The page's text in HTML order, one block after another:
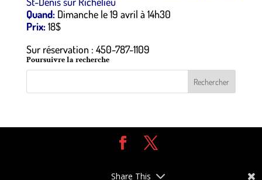
Quand:Dimanche le 19 avril à 14h30
Prix:18$
Sur réservation : 450-787-1109
Poursuivre la recherche
WordPress
Share This